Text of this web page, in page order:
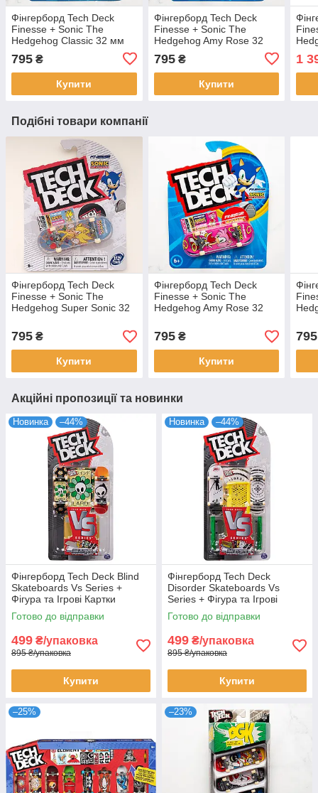
Фінгерборд Tech Deck
Finesse + Sonic The
Hedgehog Classic 32 мм
795 ₴
Купити
Фінгерборд Tech Deck
Finesse + Sonic The
Hedgehog Amy Rose 32
795₴
Купити
1
Подібні товари компанії
Фінгерборд Tech Deck
Finesse + Sonic The
Hedgehog Super Sonic 32
795 ₴
Купити
Фінгерборд Tech Deck
Finesse + Sonic The
Hedgehog Amy Rose 32
795₴
Купити
795
Акційні пропозиції та новинки
Новинка –44%
Фінгерборд Tech Deck Blind
Skateboards Vs Series +
Фігура та Ігрові Картки
(уцінка, пошкоджена
упаковка)
Готово до відправки
499 ₴/упаковка
895 ₴/упаковка
Купити
Новинка –44%
Фінгерборд Tech Deck
Disorder Skateboards Vs
Series + Фігура та Ігрові
Картки (уцінка, пошкоджена
упаковка)
Готово до відправки
499 ₴/упаковка
895 ₴/упаковка
Купити
–25% –23%